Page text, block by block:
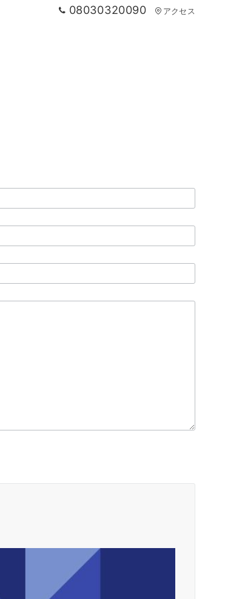
08030320090 アクセス